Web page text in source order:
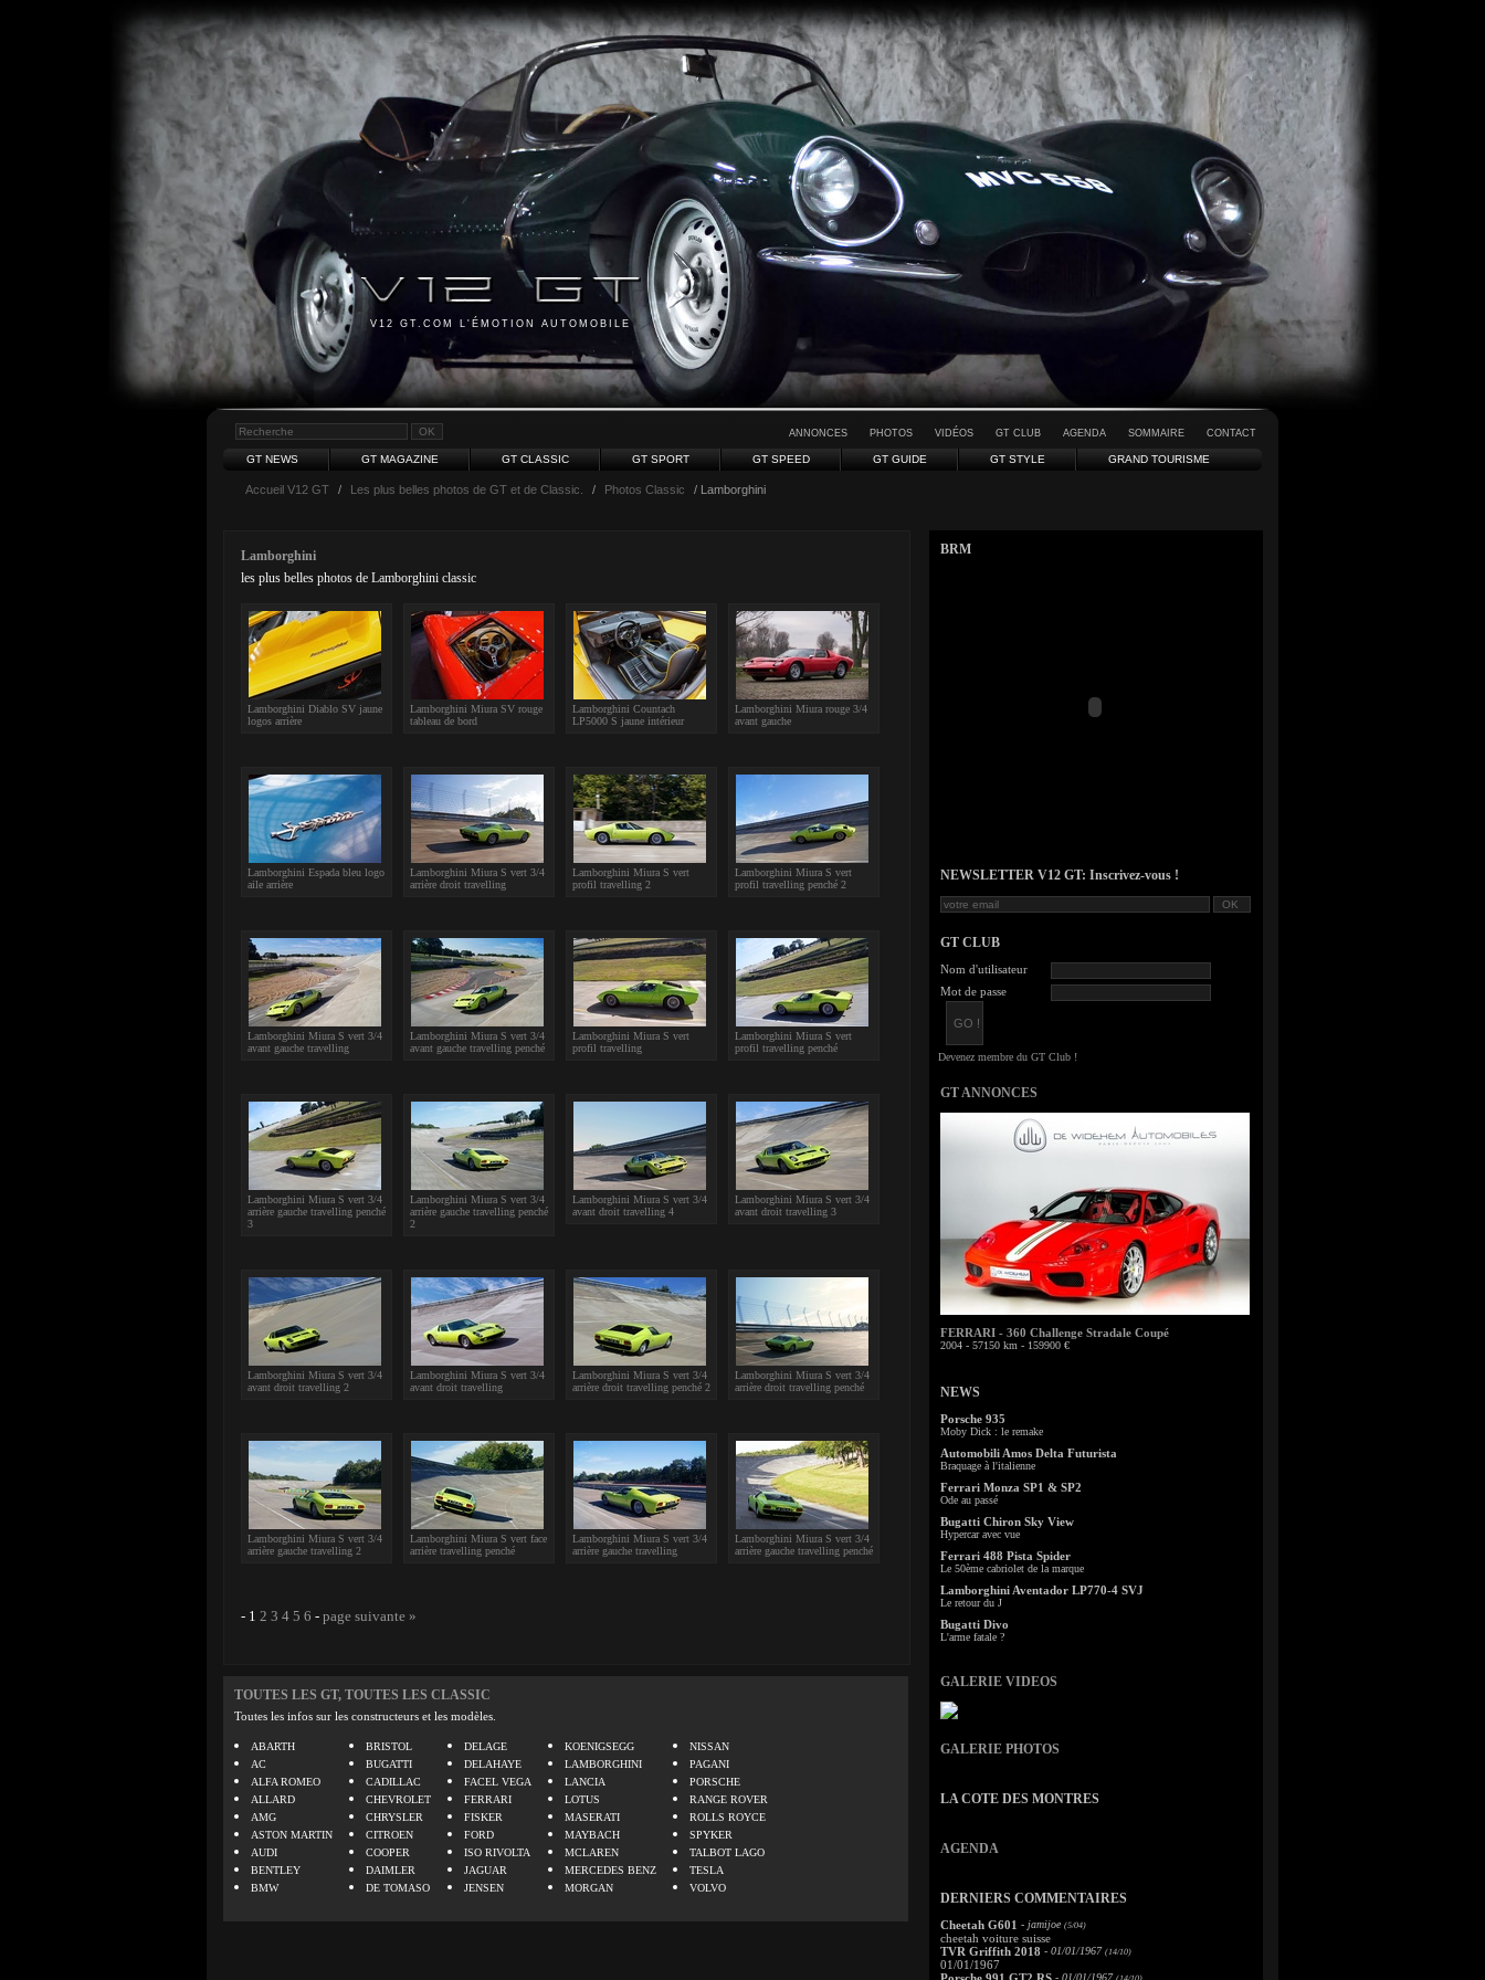
V12 GT.COM L'ÉMOTION AUTOMOBILE
ANNONCES PHOTOS VIDÉOS GT CLUB AGENDA SOMMAIRE CONTACT
GT NEWS GT MAGAZINE GT CLASSIC GT SPORT GT SPEED GT GUIDE GT STYLE GRAND TOURISME
Accueil V12 GT / Les plus belles photos de GT et de Classic. / Photos Classic / Lamborghini
Lamborghini
les plus belles photos de Lamborghini classic
Lamborghini Diablo SV jaune
logos arrière
Lamborghini Miura SV rouge
tableau de bord
Lamborghini Countach
LP5000 S jaune intérieur
Lamborghini Miura rouge 3/4
avant gauche
Lamborghini Espada bleu logo
aile arrière
Lamborghini Miura S vert 3/4
arrière droit travelling
Lamborghini Miura S vert
profil travelling 2
Lamborghini Miura S vert
profil travelling penché 2
Lamborghini Miura S vert 3/4
avant gauche travelling
Lamborghini Miura S vert 3/4
avant gauche travelling penché
Lamborghini Miura S vert
profil travelling
Lamborghini Miura S vert
profil travelling penché
Lamborghini Miura S vert 3/4
arrière gauche travelling penché
3
Lamborghini Miura S vert 3/4
arrière gauche travelling penché
2
Lamborghini Miura S vert 3/4
avant droit travelling 4
Lamborghini Miura S vert 3/4
avant droit travelling 3
Lamborghini Miura S vert 3/4
avant droit travelling 2
Lamborghini Miura S vert 3/4
avant droit travelling
Lamborghini Miura S vert 3/4
arrière droit travelling penché 2
Lamborghini Miura S vert 3/4
arrière droit travelling penché
Lamborghini Miura S vert 3/4
arrière gauche travelling 2
Lamborghini Miura S vert face
arrière travelling penché
Lamborghini Miura S vert 3/4
arrière gauche travelling
Lamborghini Miura S vert 3/4
arrière gauche travelling penché
- 1 2 3 4 5 6 - page suivante »
TOUTES LES GT, TOUTES LES CLASSIC
Toutes les infos sur les constructeurs et les modèles.
ABARTH
AC
ALFA ROMEO
ALLARD
AMG
ASTON MARTIN
AUDI
BENTLEY
BMW
BRISTOL
BUGATTI
CADILLAC
CHEVROLET
CHRYSLER
CITROEN
COOPER
DAIMLER
DE TOMASO
DELAGE
DELAHAYE
FACEL VEGA
FERRARI
FISKER
FORD
ISO RIVOLTA
JAGUAR
JENSEN
KOENIGSEGG
LAMBORGHINI
LANCIA
LOTUS
MASERATI
MAYBACH
MCLAREN
MERCEDES BENZ
MORGAN
NISSAN
PAGANI
PORSCHE
RANGE ROVER
ROLLS ROYCE
SPYKER
TALBOT LAGO
TESLA
VOLVO
BRM
NEWSLETTER V12 GT: Inscrivez-vous !
GT CLUB
Nom d'utilisateur
Mot de passe
GT ANNONCES
FERRARI - 360 Challenge Stradale Coupé
2004 - 57150 km - 159900 €
NEWS
Porsche 935
Moby Dick : le remake
Automobili Amos Delta Futurista
Braquage à l'italienne
Ferrari Monza SP1 & SP2
Ode au passé
Bugatti Chiron Sky View
Hypercar avec vue
Ferrari 488 Pista Spider
Le 50ème cabriolet de la marque
Lamborghini Aventador LP770-4 SVJ
Le retour du J
Bugatti Divo
L'arme fatale ?
GALERIE VIDEOS
GALERIE PHOTOS
LA COTE DES MONTRES
AGENDA
DERNIERS COMMENTAIRES
Cheetah G601 - jamijoe (5/04)
cheetah voiture suisse
TVR Griffith 2018 - 01/01/1967 (14/10)
01/01/1967
- 01/01/1967